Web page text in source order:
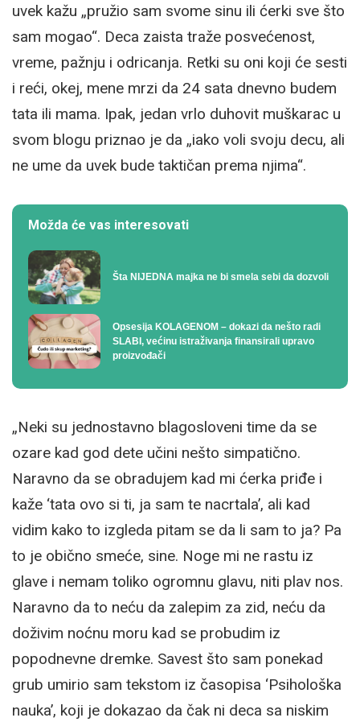
uvek kažu „pružio sam svome sinu ili ćerki sve što
sam mogao“. Deca zaista traže posvećenost,
vreme, pažnju i odricanja. Retki su oni koji će sesti
i reći, okej, mene mrzi da 24 sata dnevno budem
tata ili mama. Ipak, jedan vrlo duhovit muškarac u
svom blogu priznao je da „iako voli svoju decu, ali
ne ume da uvek bude taktičan prema njima“.
Možda će vas interesovati
Šta NIJEDNA majka ne bi smela sebi da dozvoli
Opsesija KOLAGENOM – dokazi da nešto radi
SLABI, većinu istraživanja finansirali upravo
proizvođači
„Neki su jednostavno blagosloveni time da se
ozare kad god dete učini nešto simpatično.
Naravno da se obradujem kad mi ćerka priđe i
kaže ‘tata ovo si ti, ja sam te nacrtala’, ali kad
vidim kako to izgleda pitam se da li sam to ja? Pa
to je obično smeće, sine. Noge mi ne rastu iz
glave i nemam toliko ogromnu glavu, niti plav nos.
Naravno da to neću da zalepim za zid, neću da
doživim noćnu moru kad se probudim iz
popodnevne dremke. Savest što sam ponekad
grub umirio sam tekstom iz časopisa ‘Psihološka
nauka’, koji je dokazao da čak ni deca sa niskim